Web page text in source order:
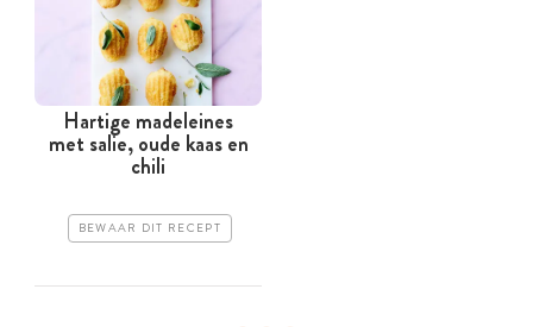
Hartige madeleines
met salie, oude kaas en
chili
BEWAAR DIT RECEPT